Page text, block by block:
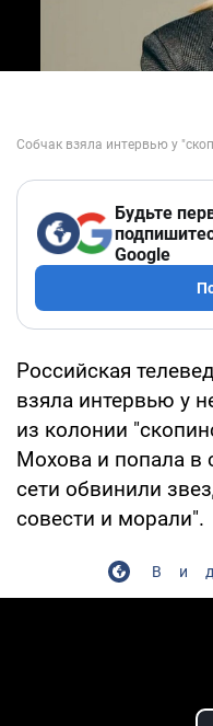
Будьте
Google
Российская
взяла интервью у
из колонии
Мохова и попала в
сети обвинили
совести и морали".